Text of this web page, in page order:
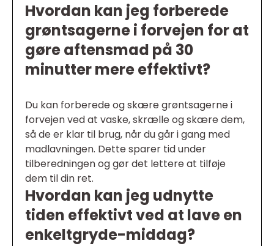
Hvordan kan jeg forberede
grøntsagerne i forvejen for at
gøre aftensmad på 30
minutter mere effektivt?
Du kan forberede og skære grøntsagerne i
forvejen ved at vaske, skrælle og skære dem,
så de er klar til brug, når du går i gang med
madlavningen. Dette sparer tid under
tilberedningen og gør det lettere at tilføje
dem til din ret.
Hvordan kan jeg udnytte
tiden effektivt ved at lave en
enkeltgryde-middag?